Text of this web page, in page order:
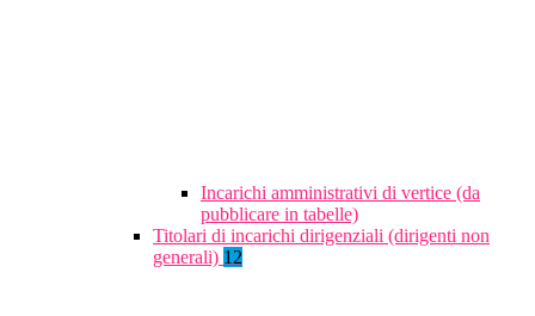
Incarichi amministrativi di vertice (da
pubblicare in tabelle)
Titolari di incarichi dirigenziali (dirigenti non
generali) 12